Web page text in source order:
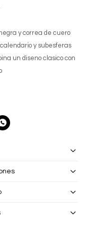
y correa de cuero
y subesferas
un diseno clasico con